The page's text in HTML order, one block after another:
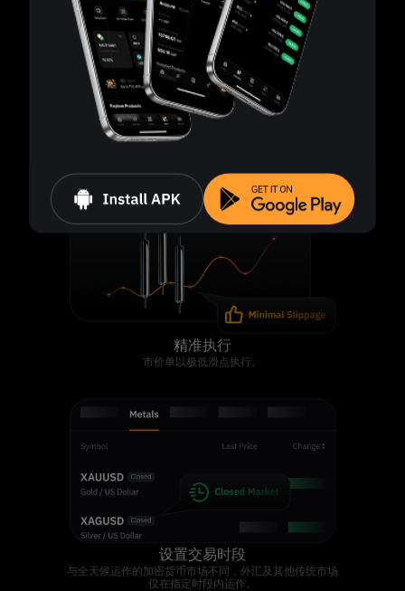
独立仓位管理
精准执行
市价单以极低滑点执行。
设置交易时段
与全天候运作的加密货币市场不同，外汇及其他传统市场
仅在指定时段内运作。